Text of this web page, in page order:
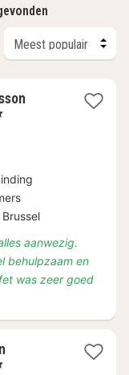
aanwezig.
behulpzaam en
was zeer goed